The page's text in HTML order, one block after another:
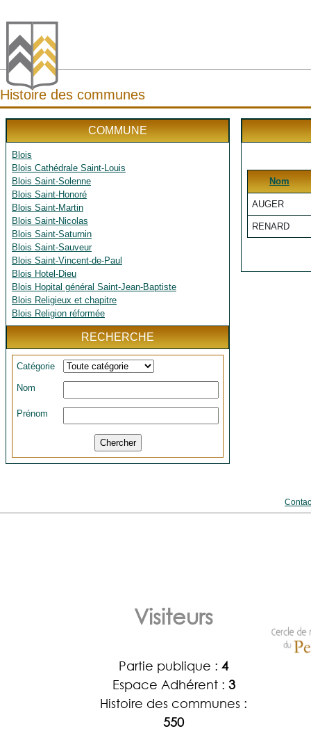
Histoire des communes
COMMUNE
Blois
Blois Cathédrale Saint-Louis
Blois Saint-Solenne
Blois Saint-Honoré
Blois Saint-Martin
Blois Saint-Nicolas
Blois Saint-Saturnin
Blois Saint-Sauveur
Blois Saint-Vincent-de-Paul
Blois Hotel-Dieu
Blois Hopital général Saint-Jean-Baptiste
Blois Religieux et chapitre
Blois Religion réformée
RECHERCHE
Catégorie
Nom
Prénom
Nom
AUGER
RENARD
Visiteurs
Partie publique : 4
Espace Adhérent : 3
Histoire des communes :
550